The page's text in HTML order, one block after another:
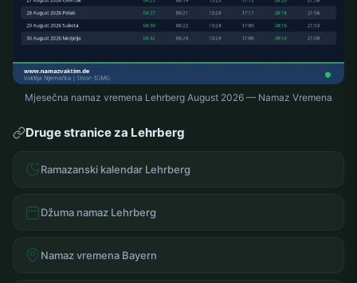
Mjesečna namaz vremena Lehrberg August 2026 — Namaz Vremena
Druge stranice za Lehrberg
Ramazanski kalendar Lehrberg
Džuma namaz Lehrberg
Namaz vremena Bayern